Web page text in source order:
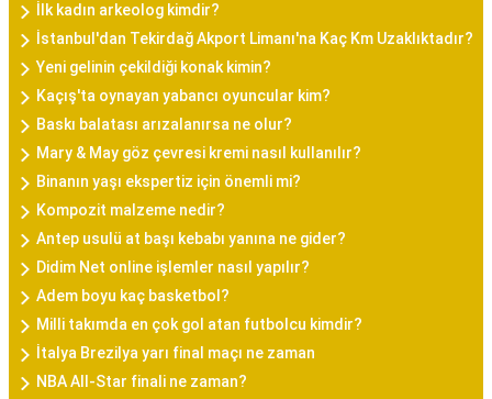
İlk kadın arkeolog kimdir?
İstanbul'dan Tekirdağ Akport Limanı'na Kaç Km Uzaklıktadır?
Yeni gelinin çekildiği konak kimin?
Kaçış'ta oynayan yabancı oyuncular kim?
Baskı balatası arızalanırsa ne olur?
Mary & May göz çevresi kremi nasıl kullanılır?
Binanın yaşı ekspertiz için önemli mi?
Kompozit malzeme nedir?
Antep usulü at başı kebabı yanına ne gider?
Didim Net online işlemler nasıl yapılır?
Adem boyu kaç basketbol?
Milli takımda en çok gol atan futbolcu kimdir?
İtalya Brezilya yarı final maçı ne zaman
NBA All-Star finali ne zaman?